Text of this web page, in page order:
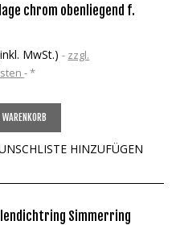
chrom obenliegend f.
MwSt.)
zzgl.
*
WARENKORB
HINZUFÜGEN
Simmerring